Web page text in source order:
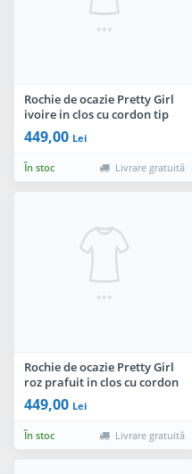
Rochie de ocazie Pretty Girl
ivoire in clos cu cordon tip
funda
449,00 Lei
În stoc Livrare gratuită
Rochie de ocazie Pretty Girl
roz prafuit in clos cu cordon
detasabil tip funda
449,00 Lei
În stoc Livrare gratuită